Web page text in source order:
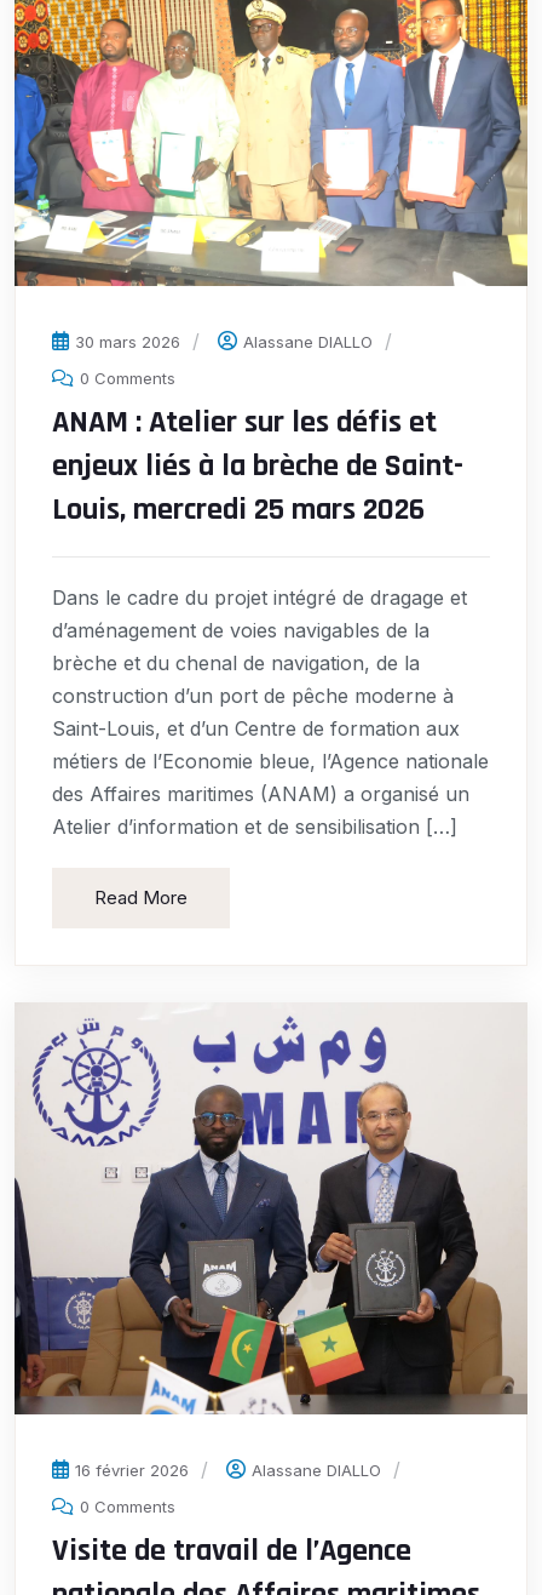
30 mars 2026
Alassane DIALLO
0 Comments
ANAM : Atelier sur les défis et
enjeux liés à la brèche de Saint-
Louis, mercredi 25 mars 2026
Dans le cadre du projet intégré de dragage et
d’aménagement de voies navigables de la
brèche et du chenal de navigation, de la
construction d’un port de pêche moderne à
Saint-Louis, et d’un Centre de formation aux
métiers de l’Economie bleue, l’Agence nationale
des Affaires maritimes (ANAM) a organisé un
Atelier d’information et de sensibilisation […]
Read More
16 février 2026
Alassane DIALLO
0 Comments
Visite de travail de l’Agence